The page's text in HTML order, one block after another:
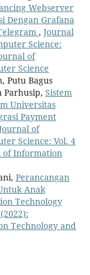
Webserver
Dengan Grafana
, Journal
Science:
of
Science
Putu Bagus
Parhusip, Sistem
Universitas
Payment
of
Science: Vol. 4
of Information
Perancangan
Anak
Technology
Technology and